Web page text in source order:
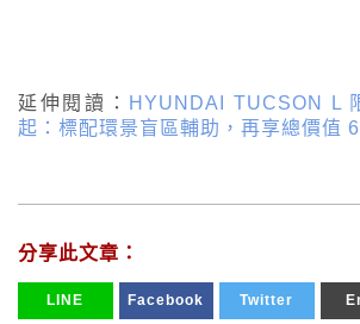
延伸閱讀：
HYUNDAI TUCSON L
起：標配環景盲區輔助，再享總價值 6
分享此文章：
LINE Facebook Twitter